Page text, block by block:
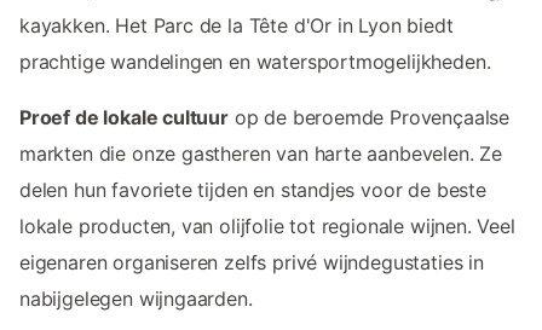
kayakken. Het Parc de la Tête d'Or in Lyon biedt
prachtige wandelingen en watersportmogelijkheden.
Proef de lokale cultuurop de beroemde Provençaalse
markten die onze gastheren van harte aanbevelen. Ze
delen hun favoriete tijden en standjes voor de beste
lokale producten, van olijfolie tot regionale wijnen. Veel
eigenaren organiseren zelfs privé wijndegustaties in
nabijgelegen wijngaarden.